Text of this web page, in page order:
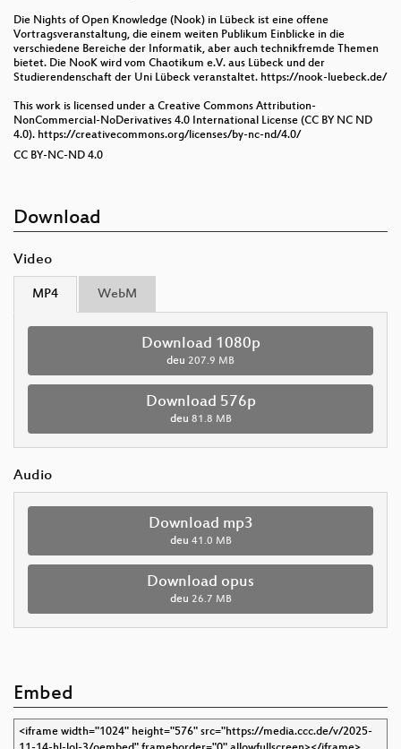
Die Nights of Open Knowledge (Nook) in Lübeck ist eine offene
Vortragsveranstaltung, die einem weiten Publikum Einblicke in die
verschiedene Bereiche der Informatik, aber auch technikfremde Themen
bietet. Die NooK wird vom Chaotikum e.V. aus Lübeck und der
Studierendenschaft der Uni Lübeck veranstaltet. https://nook-luebeck.de/
This work is licensed under a Creative Commons Attribution-
NonCommercial-NoDerivatives 4.0 International License (CC BY NC ND
4.0). https://creativecommons.org/licenses/by-nc-nd/4.0/
CC BY-NC-ND 4.0
Download
Video
MP4 WebM
Download 1080p
deu 207.9 MB
Download 576p
deu 81.8 MB
Audio
Download mp3
deu 41.0 MB
Download opus
deu 26.7 MB
Embed